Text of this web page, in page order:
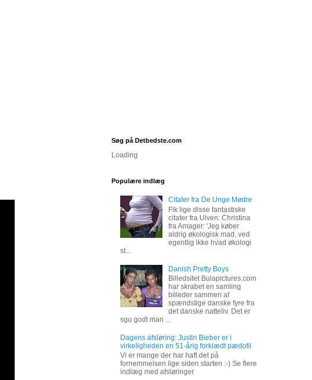
Søg på Detbedste.com
Loading
Populære indlæg
Citater fra De Unge Mødre
Fik lige disse fantastiske
citater fra Ulven: Christina
fra Amager: 'Jeg køber
aldrig økologisk mad, ved
egentlig ikke hvad økologi
st...
Danish Pretty Boys
Billedsitet Bulapictures.com
har skrabet en samling
billeder sammen af
spændstige danske fyre fra
det danske natteliv. Det er
sgu godt man ...
Dagens afsløring: Justin Bieber er i
virkeligheden en 51-årig forklædt pædofil
Vi er mange der har haft det på
fornemmelsen lige siden starten :-) Se flere
indlæg med afsløringer